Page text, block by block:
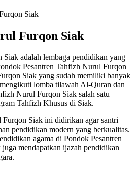
Siak
Furqon Siak
Siak adalah lembaga pendidikan yang
Pesantren Tahfizh Nurul Furqon
Siak yang sudah memiliki banyak
lomba tilawah Al-Quran dan
Nurul Furqon Siak salah satu
Tahfizh Khusus di Siak.
Siak ini didirikan agar santri
pendidikan modern yang berkualitas.
agama di Pondok Pesantren
mendapatkan ijazah pendidikan